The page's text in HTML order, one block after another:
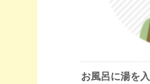
お風呂に湯を